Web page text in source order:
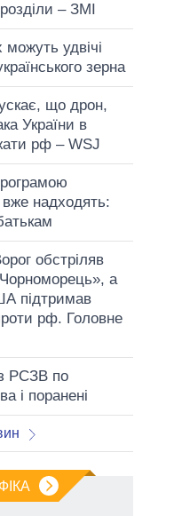
– ЗМІ
удвічі
зерна
що дрон,
України в
рф – WSJ
надходять:
обстріляв
а
підтримав
рф. Головне
РСЗВ по
і поранені